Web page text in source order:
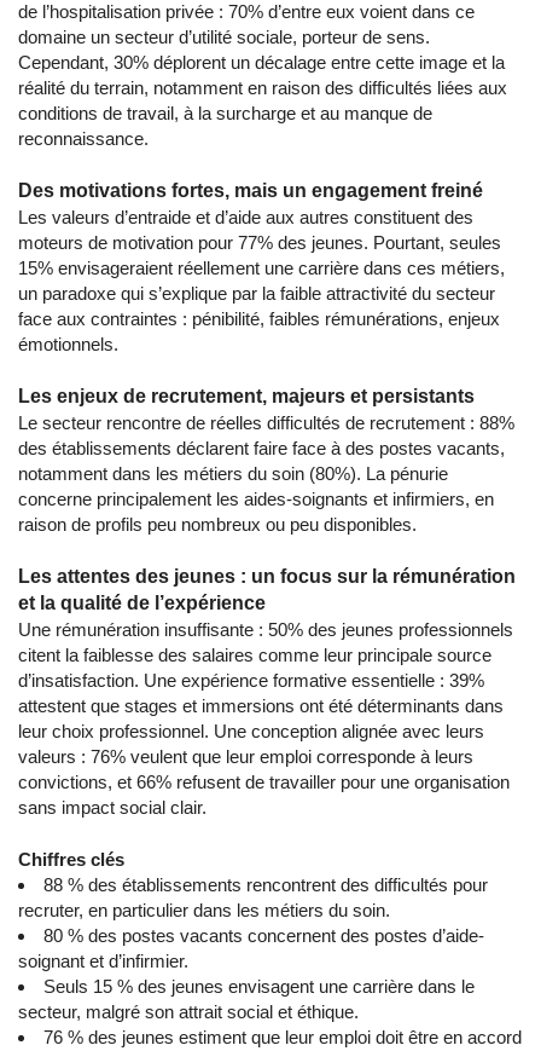
de l’hospitalisation privée : 70% d’entre eux voient dans ce
domaine un secteur d’utilité sociale, porteur de sens.
Cependant, 30% déplorent un décalage entre cette image et la
réalité du terrain, notamment en raison des difficultés liées aux
conditions de travail, à la surcharge et au manque de
reconnaissance.
Des motivations fortes, mais un engagement freiné
Les valeurs d’entraide et d’aide aux autres constituent des
moteurs de motivation pour 77% des jeunes. Pourtant, seules
15% envisageraient réellement une carrière dans ces métiers,
un paradoxe qui s’explique par la faible attractivité du secteur
face aux contraintes : pénibilité, faibles rémunérations, enjeux
émotionnels.
Les enjeux de recrutement, majeurs et persistants
Le secteur rencontre de réelles difficultés de recrutement : 88%
des établissements déclarent faire face à des postes vacants,
notamment dans les métiers du soin (80%). La pénurie
concerne principalement les aides-soignants et infirmiers, en
raison de profils peu nombreux ou peu disponibles.
Les attentes des jeunes : un focus sur la rémunération
et la qualité de l’expérience
Une rémunération insuffisante : 50% des jeunes professionnels
citent la faiblesse des salaires comme leur principale source
d’insatisfaction. Une expérience formative essentielle : 39%
attestent que stages et immersions ont été déterminants dans
leur choix professionnel. Une conception alignée avec leurs
valeurs : 76% veulent que leur emploi corresponde à leurs
convictions, et 66% refusent de travailler pour une organisation
sans impact social clair.
Chiffres clés
88 % des établissements rencontrent des difficultés pour
recruter, en particulier dans les métiers du soin.
80 % des postes vacants concernent des postes d’aide-
soignant et d’infirmier.
Seuls 15 % des jeunes envisagent une carrière dans le
secteur, malgré son attrait social et éthique.
76 % des jeunes estiment que leur emploi doit être en accord